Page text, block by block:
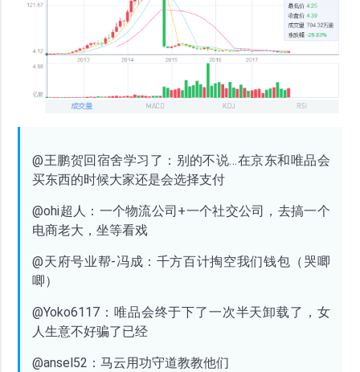
@王鹏贺回宿舍学习了：别的不说…在京东和唯品会
买东西的时候大家还是会选择支付
@ohi超人：一个物流公司+一个社交公司，去搞一个
电商老大，坐等看戏
@天府号业帮-冯成：千方百计掏空我们钱包（哭唧
唧）
@Yoko6117：唯品会终于下了一次半天卸载了，女
人生意不好骗了已经
@ansel52：马云用功守道教教他们